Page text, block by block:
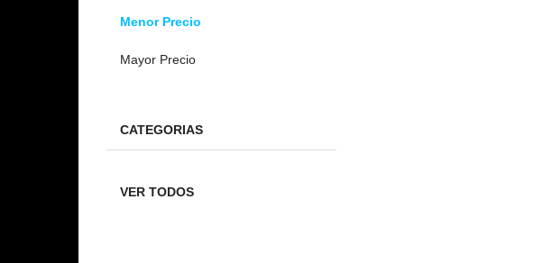
Menor Precio
Mayor Precio
CATEGORIAS
VER TODOS